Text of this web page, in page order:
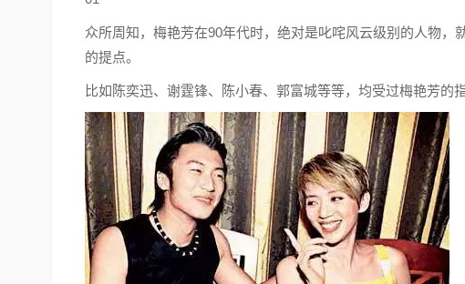
众所周知，梅艳芳在90年代时，绝对是叱咤风云级别的人物
的提点。
比如陈奕迅、谢霆锋、陈小春、郭富城等等，均受过梅艳芳的